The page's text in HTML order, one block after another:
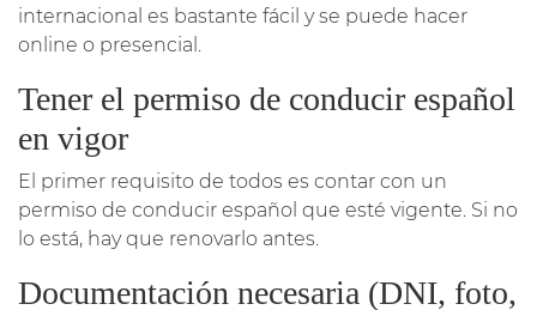
internacional es bastante fácil y se puede hacer
online o presencial.
Tener el permiso de conducir español
en vigor
El primer requisito de todos es contar con un
permiso de conducir español que esté vigente. Si no
lo está, hay que renovarlo antes.
Documentación necesaria (DNI, foto,